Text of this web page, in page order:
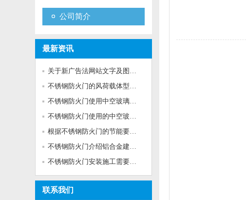
公司简介
最新资讯
关于新广告法网站文字及图片的...
不锈钢防火门的风荷载体型系数
不锈钢防火门使用中空玻璃的防...
不锈钢防火门使用的中空玻璃的...
根据不锈钢防火门的节能要求选...
不锈钢防火门介绍铝合金建筑型...
不锈钢防火门安装施工需要准备...
联系我们